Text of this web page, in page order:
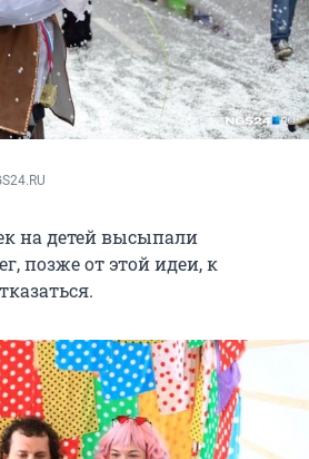
на детей высыпали
позже от этой идеи, к